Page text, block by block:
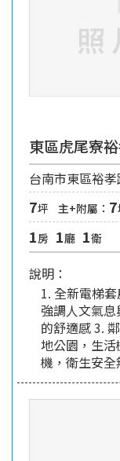
東區虎尾寮
台南市東區裕
7坪 主+附屬： 7
1房 1廳 1衛
說明：
1. 全新電梯
強調人文氣
的舒適感 3.
地公園，生
機，衛生安